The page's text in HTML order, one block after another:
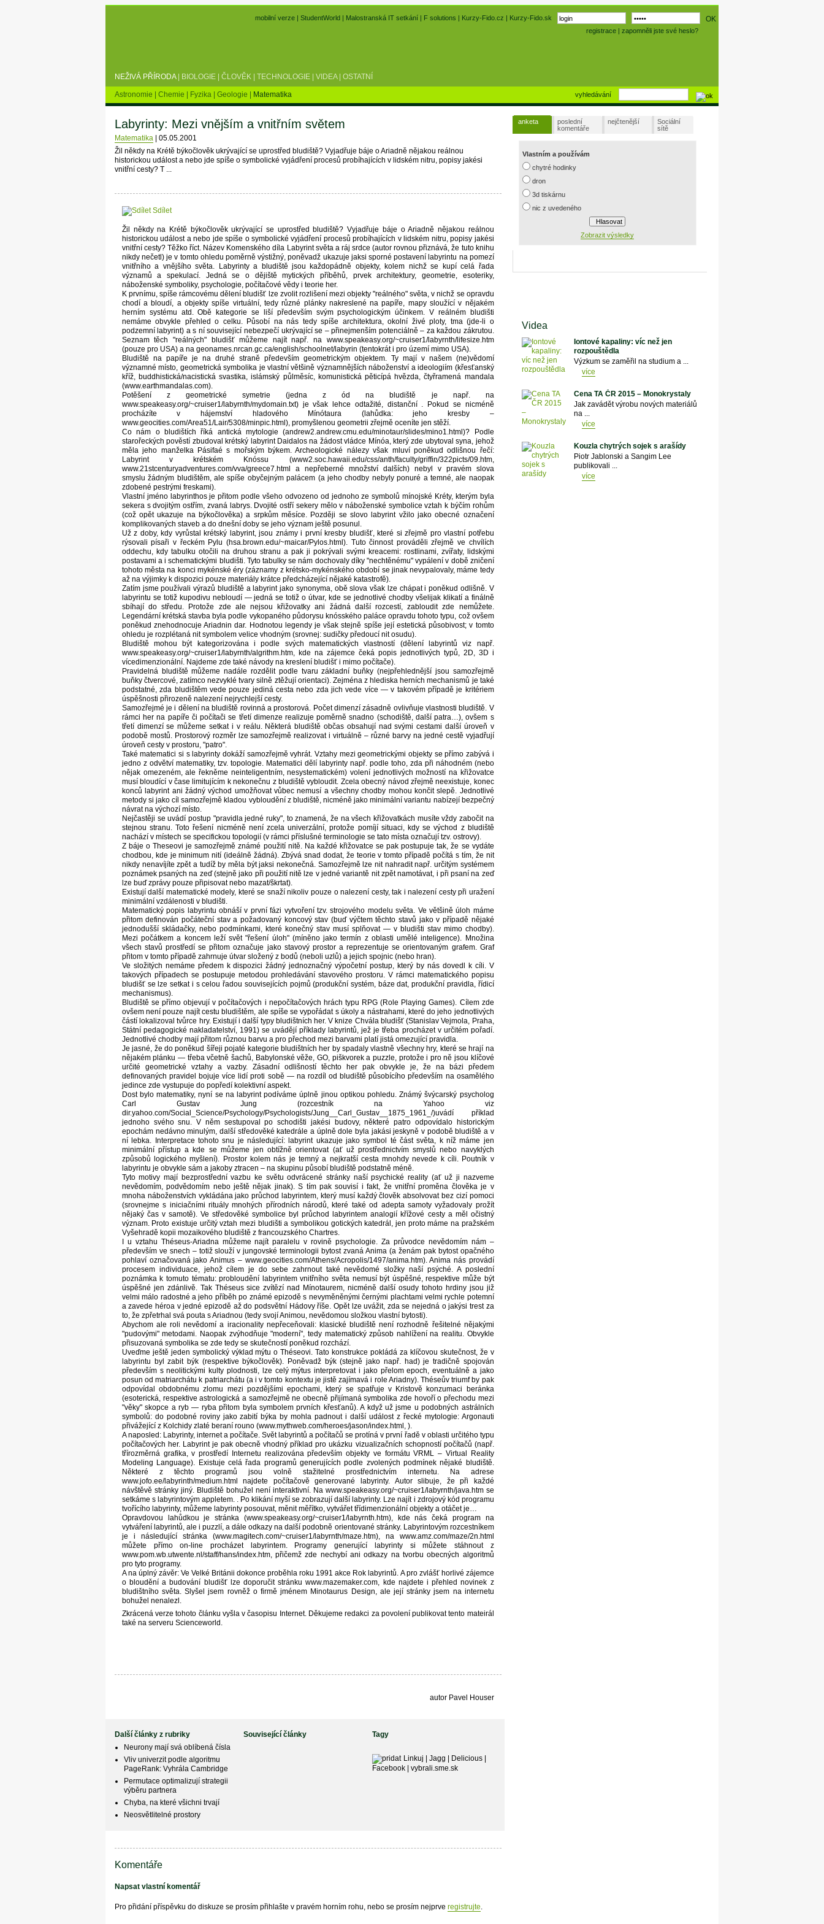
registrace | zapomněli jste své heslo?
mobilní verze |StudentWorld | Malostranská IT setkání | F solutions | Kurzy-Fido.cz | Kurzy-Fido.sk
NEŽIVÁ PŘÍRODA| BIOLOGIE | ČLOVĚK | TECHNOLOGIE | VIDEA| OSTATNÍ
Astronomie | Chemie | Fyzika | Geologie | Matematika vyhledávání
Labyrinty: Mezi vnějším a vnitřním světem
Matematika| 05.05.2001
Žil někdy na Krétě býkočlověk ukrývající se uprostřed bludiště? Vyjadřuje báje o Ariadně nějakou reálnou
historickou událost a nebo jde spíše o symbolické vyjádření procesů probíhajících v lidském nitru, popisy jakési
vnitřní cesty? T ...
Sdílet
Žil někdy na Krétě býkočlověk ukrývající se uprostřed bludiště? Vyjadřuje báje o Ariadně nějakou reálnou
historickou událost a nebo jde spíše o symbolické vyjádření procesů probíhajících v lidském nitru, popisy jakési
vnitřní cesty? Těžko říct. Název Komenského díla Labyrint světa a ráj srdce (autor rovnou přiznává, že tuto knihu
nikdy nečetl) je v tomto ohledu poměrně výstižný, poněvadž ukazuje jaksi sporné postavení labyrintu na pomezí
vnitřního a vnějšího světa. Labyrinty a bludiště jsou každopádně objekty, kolem nichž se kupí celá řada
významů a spekulací. Jedná se o dějiště mytických příběhů, prvek architektury, geometrie, esoteriky,
náboženské symboliky, psychologie, počítačové vědy i teorie her.
K prvnímu, spíše rámcovému dělení bludišť lze zvolit rozlišení mezi objekty "reálného" světa, v nichž se opravdu
chodí a bloudí, a objekty spíše virtuální, tedy různé plánky nakreslené na papíře, mapy sloužící v nějakém
herním systému atd. Obě kategorie se liší především svým psychologickým účinkem. V reálném bludišti
nemáme obvykle přehled o celku. Působí na nás tedy spíše architektura, okolní živé ploty, tma (jde-li o
podzemní labyrint) a s ní související nebezpečí ukrývající se – přinejmenším potenciálně – za každou zákrutou.
Seznam těch "reálných" bludišť můžeme najít např. na www.speakeasy.org/~cruiser1/labyrnth/lifesize.htm
(pouze pro USA) a na geonames.nrcan.gc.ca/english/schoolnet/labyrin (tentokrát i pro území mimo USA).
Bludiště na papíře je na druhé straně především geometrickým objektem. Ty mají v našem (ne)vědomí
významné místo, geometrická symbolika je vlastní většině významnějších náboženství a ideologiím (křesťanský
kříž, buddhistická/nacistická svastika, islámský půlměsíc, komunistická pěticípá hvězda, čtyřramená mandala
(www.earthmandalas.com).
Potěšení z geometrické symetrie (jedna z ód na bludiště je např. na
www.speakeasy.org/~cruiser1/labyrnth/mydomain.txt) je však lehce odtažité, distanční . Pokud se nicméně
procházíte v hájemství hladového Mínótaura (lahůdka: jeho kresby –
www.geocities.com/Area51/Lair/5308/minpic.html), promyšlenou geometrii zřejmě oceníte jen stěží.
Co nám o bludištích říká antická mytologie (andrew2.andrew.cmu.edu/minotaur/slides/mino1.html)? Podle
starořeckých pověstí zbudoval krétský labyrint Daidalos na žádost vládce Mínóa, který zde ubytoval syna, jehož
měla jeho manželka Pásifaé s mořským býkem. Archeologické nálezy však mluví poněkud odlišnou řečí:
Labyrint v krétském Knóssu (www2.soc.hawaii.edu/css/anth/faculty/griffin/322picts/09.htm,
www.21stcenturyadventures.com/vva/greece7.html a nepřeberné množství dalších) nebyl v pravém slova
smyslu žádným bludištěm, ale spíše obyčejným palácem (a jeho chodby nebyly ponuré a temné, ale naopak
zdobené pestrými freskami).
Vlastní jméno labyrinthos je přitom podle všeho odvozeno od jednoho ze symbolů mínojské Kréty, kterým byla
sekera s dvojitým ostřím, zvaná labrys. Dvojité ostří sekery mělo v náboženské symbolice vztah k býčím rohům
(což opět ukazuje na býkočlověka) a srpkům měsíce. Později se slovo labyrint vžilo jako obecné označení
komplikovaných staveb a do dnešní doby se jeho význam ještě posunul.
Už z doby, kdy vyrůstal krétský labyrint, jsou známy i první kresby bludišť, které si zřejmě pro vlastní potřebu
rýsovali písaři v řeckém Pylu (hsa.brown.edu/~maicar/Pylos.html). Tuto činnost prováděli zřejmě ve chvílích
oddechu, kdy tabulku otočili na druhou stranu a pak ji pokrývali svými kreacemi: rostlinami, zvířaty, lidskými
postavami a i schematickými bludišti. Tyto tabulky se nám dochovaly díky "nechtěnému" vypálení v době zničení
tohoto města na konci mykénské éry (záznamy z krétsko-mykénského období se jinak nevypalovaly, máme tedy
až na výjimky k dispozici pouze materiály krátce předcházející nějaké katastrofě).
Zatím jsme používali výrazů bludiště a labyrint jako synonyma, obě slova však lze chápat i poněkud odlišně. V
labyrintu se totiž kupodivu nebloudí — jedná se totiž o útvar, kde se jednotlivé chodby všelijak klikatí a finálně
sbíhají do středu. Protože zde ale nejsou křižovatky ani žádná další rozcestí, zabloudit zde nemůžete.
Legendární krétská stavba byla podle vykopaného půdorysu knósského paláce opravdu tohoto typu, což ovšem
poněkud znehodnocuje Ariadnin dar. Hodnotou legendy je však stejně spíše její estetická působivost; v tomto
ohledu je rozplétaná nit symbolem velice vhodným (srovnej: sudičky předoucí nit osudu).
Bludiště mohou být kategorizována i podle svých matematických vlastností (dělení labyrintů viz např.
www.speakeasy.org/~cruiser1/labyrnth/algrithm.htm, kde na zájemce čeká popis jednotlivých typů, 2D, 3D i
vícedimenzionální. Najdeme zde také návody na kreslení bludišť i mimo počítače).
Pravidelná bludiště můžeme nadále rozdělit podle tvaru základní buňky (nejpřehlednější jsou samozřejmě
buňky čtvercové, zatímco nezvyklé tvary silně ztěžují orientaci). Zejména z hlediska herních mechanismů je také
podstatné, zda bludištěm vede pouze jediná cesta nebo zda jich vede více — v takovém případě je kritériem
úspěšnosti přirozeně nalezení nejrychlejší cesty.
Samozřejmé je i dělení na bludiště rovinná a prostorová. Počet dimenzí zásadně ovlivňuje vlastnosti bludiště. V
rámci her na papíře či počítači se třetí dimenze realizuje poměrně snadno (schodiště, další patra…), ovšem s
třetí dimenzí se můžeme setkat i v reálu. Některá bludiště občas obsahují nad svými cestami další úroveň v
podobě mostů. Prostorový rozměr lze samozřejmě realizovat i virtuálně – různé barvy na jedné cestě vyjadřují
úroveň cesty v prostoru, "patro".
Také matematici si s labyrinty dokáží samozřejmě vyhrát. Vztahy mezi geometrickými objekty se přímo zabývá i
jedno z odvětví matematiky, tzv. topologie. Matematici dělí labyrinty např. podle toho, zda při náhodném (nebo
nějak omezeném, ale řekněme neinteligentním, nesystematickém) volení jednotlivých možností na křižovatce
musí bloudící v čase limitujícím k nekonečnu z bludiště vybloudit. Zcela obecný návod zřejmě neexistuje, konec
konců labyrint ani žádný východ umožňovat vůbec nemusí a všechny chodby mohou končit slepě. Jednotlivé
metody si jako cíl samozřejmě kladou vybloudění z bludiště, nicméně jako minimální variantu nabízejí bezpečný
návrat na výchozí místo.
Nejčastěji se uvádí postup "pravidla jedné ruky", to znamená, že na všech křižovatkách musíte vždy zabočit na
stejnou stranu. Toto řešení nicméně není zcela univerzální, protože pomíjí situaci, kdy se východ z bludiště
nachází v místech se specifickou topologií (v rámci příslušné terminologie se tato místa označují tzv. ostrovy).
Z báje o Theseovi je samozřejmě známé použití nitě. Na každé křižovatce se pak postupuje tak, že se vydáte
chodbou, kde je minimum nití (ideálně žádná). Zbývá snad dodat, že teorie v tomto případě počítá s tím, že nit
nikdy nenavíjíte zpět a tudíž by měla být jaksi nekonečná. Samozřejmě lze nit nahradit např. určitým systémem
poznámek psaných na zeď (stejně jako při použití nitě lze v jedné variantě nit zpět namotávat, i při psaní na zeď
lze buď zprávy pouze připisovat nebo mazat/škrtat).
Existují další matematické modely, které se snaží nikoliv pouze o nalezení cesty, tak i nalezení cesty při uražení
minimální vzdálenosti v bludišti.
Matematický popis labyrintu obnáší v první fázi vytvoření tzv. strojového modelu světa. Ve většině úloh máme
přitom definován počáteční stav a požadovaný koncový stav (buď výčtem těchto stavů jako v případě nějaké
jednodušší skládačky, nebo podmínkami, které konečný stav musí splňovat — v bludišti stav mimo chodby).
Mezi počátkem a koncem leží svět "řešení úloh" (míněno jako termín z oblasti umělé inteligence). Množina
všech stavů prostředí se přitom označuje jako stavový prostor a reprezentuje se orientovaným grafem. Graf
přitom v tomto případě zahrnuje útvar složený z bodů (neboli uzlů) a jejich spojnic (nebo hran).
Ve složitých nemáme předem k dispozici žádný jednoznačný výpočetní postup, který by nás dovedl k cíli. V
takových případech se postupuje metodou prohledávání stavového prostoru. V rámci matematického popisu
bludišť se lze setkat i s celou řadou souvisejících pojmů (produkční systém, báze dat, produkční pravidla, řídicí
mechanismus).
Bludiště se přímo objevují v počítačových i nepočítačových hrách typu RPG (Role Playing Games). Cílem zde
ovšem není pouze najít cestu bludištěm, ale spíše se vypořádat s úkoly a nástrahami, které do jeho jednotlivých
částí lokalizoval tvůrce hry. Existují i další typy bludištních her. V knize Chvála bludišť (Stanislav Vejmola, Praha,
Státní pedagogické nakladatelství, 1991) se uvádějí příklady labyrintů, jež je třeba procházet v určitém pořadí.
Jednotlivé chodby mají přitom různou barvu a pro přechod mezi barvami platí jistá omezující pravidla.
Je jasné, že do poněkud šířeji pojaté kategorie bludištních her by spadaly vlastně všechny hry, které se hrají na
nějakém plánku — třeba včetně šachů, Babylonské věže, GO, piškvorek a puzzle, protože i pro ně jsou klíčové
určité geometrické vztahy a vazby. Zásadní odlišností těchto her pak obvykle je, že na bázi předem
definovaných pravidel bojuje více lidí proti sobě — na rozdíl od bludiště působícího především na osamělého
jedince zde vystupuje do popředí kolektivní aspekt.
Dost bylo matematiky, nyní se na labyrint podíváme úplně jinou optikou pohledu. Známý švýcarský psycholog
Carl Gustav Jung (rozcestník na Yahoo viz
dir.yahoo.com/Social_Science/Psychology/Psychologists/Jung__Carl_Gustav__1875_1961_/)uvádí příklad
jednoho svého snu. V něm sestupoval po schodišti jakési budovy, některé patro odpovídalo historickým
epochám nedávno minulým, další středověké katedrále a úplně dole byla jakási jeskyně v podobě bludiště a v
ní lebka. Interpretace tohoto snu je následující: labyrint ukazuje jako symbol té část světa, k níž máme jen
minimální přístup a kde se můžeme jen obtížně orientovat (ať už prostřednictvím smyslů nebo navyklých
způsobů logického myšlení). Prostor kolem nás je temný a nejkratší cesta mnohdy nevede k cíli. Poutník v
labyrintu je obvykle sám a jakoby ztracen – na skupinu působí bludiště podstatně méně.
Tyto motivy mají bezprostřední vazbu ke světu odvrácené stránky naší psychické reality (ať už ji nazveme
nevědomím, podvědomím nebo ještě nějak jinak). S tím pak souvisí i fakt, že vnitřní proměna člověka je v
mnoha náboženstvích vykládána jako průchod labyrintem, který musí každý člověk absolvovat bez cizí pomoci
(srovnejme s iniciačními rituály mnohých přírodních národů, které také od adepta samoty vyžadovaly prožít
nějaký čas v samotě). Ve středověké symbolice byl průchod labyrintem analogií křížové cesty a měl očistný
význam. Proto existuje určitý vztah mezi bludišti a symbolikou gotických katedrál, jen proto máme na pražském
Vyšehradě kopii mozaikového bludiště z francouzského Chartres.
I u vztahu Théseus-Ariadna můžeme najít paralelu v rovině psychologie. Za průvodce nevědomím nám –
především ve snech – totiž slouží v jungovské terminologii bytost zvaná Anima (a ženám pak bytost opačného
pohlaví označovaná jako Animus – www.geocities.com/Athens/Acropolis/1497/anima.htm). Anima nás provádí
procesem individuace, jehož cílem je do sebe zahrnout také nevědomé složky naší psýché. A poslední
poznámka k tomuto tématu: probloudění labyrintem vnitřního světa nemusí být úspěšné, respektive může být
úspěšné jen zdánlivě. Tak Théseus sice zvítězí nad Mínotaurem, nicméně další osudy tohoto hrdiny jsou již
velmi málo radostné a jeho příběh po známé epizodě s nevyměněnými černými plachtami velmi rychle potemní
a zavede héroa v jedné epizodě až do podsvětní Hádovy říše. Opět lze uvážit, zda se nejedná o jakýsi trest za
to, že zpřetrhal svá pouta s Ariadnou (tedy svojí Animou, nevědomou složkou vlastní bytosti).
Abychom ale roli nevědomí a iracionality nepřeceňovali: klasické bludiště není rozhodně řešitelné nějakými
"pudovými" metodami. Naopak zvýhodňuje "moderní", tedy matematický způsob nahlížení na realitu. Obvykle
přisuzovaná symbolika se zde tedy se skutečností poněkud rozchází.
Uveďme ještě jeden symbolický výklad mýtu o Théseovi. Tato konstrukce pokládá za klíčovou skutečnost, že v
labyrintu byl zabit býk (respektive býkočlověk). Poněvadž býk (stejně jako např. had) je tradičně spojován
především s neolitickými kulty plodnosti, lze celý mýtus interpretovat i jako přelom epoch, eventuálně a jako
posun od matriarchátu k patriarchátu (a i v tomto kontextu je jistě zajímavá i role Ariadny). Théseův triumf by pak
odpovídal obdobnému zlomu mezi pozdějšími epochami, který se spatřuje v Kristově konzumaci beránka
(esoterická, respektive astrologická a samozřejmě ne obecně přijímaná symbolika zde hovoří o přechodu mezi
"věky" skopce a ryb — ryba přitom byla symbolem prvních křesťanů). A když už jsme u podobných astrálních
symbolů: do podobné roviny jako zabití býka by mohla padnout i další událost z řecké mytologie: Argonauti
přivážející z Kolchidy zlaté beraní rouno (www.mythweb.com/heroes/jason/index.html, ).
A naposled: Labyrinty, internet a počítače. Svět labyrintů a počítačů se protíná v první řadě v oblasti určitého typu
počítačových her. Labyrint je pak obecně vhodný příklad pro ukázku vizualizačních schopností počítačů (např.
třírozměrná grafika, v prostředí Internetu realizována především objekty ve formátu VRML – Virtual Reality
Modeling Language). Existuje celá řada programů generujících podle zvolených podmínek nějaké bludiště.
Některé z těchto programů jsou volně stažitelné prostřednictvím internetu. Na adrese
www.jofo.ee/labyrinth/medium.html najdete počítačově generované labyrinty. Autor slibuje, že při každé
návštěvě stránky jiný. Bludiště bohužel není interaktivní. Na www.speakeasy.org/~cruiser1/labyrnth/java.htm se
setkáme s labyrintovým appletem. . Po klikání myší se zobrazují další labyrinty. Lze najít i zdrojový kód programu
tvořícího labyrinty, můžeme labyrinty posouvat, měnit měřítko, vytvářet třídimenzionální objekty a otáčet je…
Opravdovou lahůdkou je stránka (www.speakeasy.org/~cruiser1/labyrnth.htm), kde nás čeká program na
vytváření labyrintů, ale i puzzlí, a dále odkazy na další podobně orientované stránky. Labyrintovým rozcestníkem
je i následující stránka (www.magitech.com/~cruiser1/labyrnth/maze.htm), na www.amz.com/maze/2n.html
můžete přímo on-line procházet labyrintem. Programy generující labyrinty si můžete stáhnout z
www.pom.wb.utwente.nl/staff/hans/index.htm, přičemž zde nechybí ani odkazy na tvorbu obecných algoritmů
pro tyto programy.
A na úplný závěr: Ve Velké Británii dokonce proběhla roku 1991 akce Rok labyrintů. A pro zvlášť horlivé zájemce
o bloudění a budování bludišť lze doporučit stránku www.mazemaker.com, kde najdete i přehled novinek z
bludištního světa. Slyšel jsem rovněž o firmě jménem Minotaurus Design, ale její stránky jsem na internetu
bohužel nenalezl.
Zkrácená verze tohoto článku vyšla v časopisu Internet. Děkujeme redakci za povolení publikovat tento mateirál
také na serveru Scienceworld.
autor Pavel Houser
Další články z rubriky
Neurony mají svá oblíbená čísla
Vliv univerzit podle algoritmu
PageRank: Vyhrála Cambridge
Permutace optimalizují strategii
výběru partnera
Chyba, na které všichni trvají
Neosvětlitelné prostory
Související články Tagy
Linkuj Jagg Delicious|
Facebook |vybrali.sme.sk
Komentáře
Napsat vlastní komentář
Pro přidání příspěvku do diskuze se prosím přihlašte v pravém horním rohu, nebo se prosím nejprve registrujte
anketa
poslední
komentáře
nejčtenější
Sociální
sítě
Vlastním a používám
chytré hodinky
dron
3d tiskárnu
nic z uvedeného
Zobrazit výsledky
Videa
Iontové kapaliny: víc než jen
rozpouštědla
Výzkum se zaměřil na studium a ...
více
Cena TA ČR 2015 – Monokrystaly
Jak zavádět výrobu nových materiálů
na ...
více
Kouzla chytrých sojek s arašídy
Piotr Jablonski a Sangim Lee
publikovali ...
více